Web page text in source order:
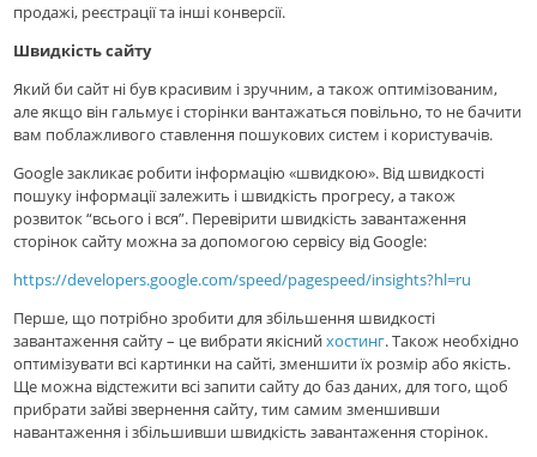
продажi, реєстрації та інші конверсії.
Швидкість сайту
Який би сайт ні був красивим і зручним, а також оптимізованим,
але якщо він гальмує і сторінки вантажаться повільно, то не бачити
вам поблажливого ставлення пошукових систем і користувачів.
Google закликає робити інформацію «швидкою». Від швидкості
пошуку інформації залежить і швидкість прогресу, а також
розвиток “всього і вся”. Перевірити швидкість завантаження
сторінок сайту можна за допомогою сервісу від Google:
https://developers.google.com/speed/pagespeed/insights?hl=ru
Перше, що потрібно зробити для збільшення швидкості
завантаження сайту – це вибрати якіснийхостинг. Також необхідно
оптимізувати всі картинки на сайті, зменшити їх розмір або якість.
Ще можна відстежити всі запити сайту до баз даних, для того, щоб
прибрати зайві звернення сайту, тим самим зменшивши
навантаження і збільшивши швидкість завантаження сторінок.